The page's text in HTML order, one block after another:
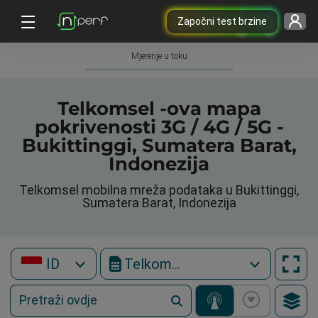
Započni test brzine
Mjerenje u toku
Telkomsel -ova mapa
pokrivenosti 3G / 4G / 5G -
Bukittinggi, Sumatera Barat,
Indonezija
Telkomsel mobilna mreža podataka u Bukittinggi,
Sumatera Barat, Indonezija
ID Telkomsel